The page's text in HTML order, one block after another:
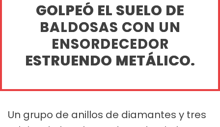
GOLPEÓ EL SUELO DE
BALDOSAS CON UN
ENSORDECEDOR
ESTRUENDO METÁLICO.
Un grupo de anillos de diamantes y tres